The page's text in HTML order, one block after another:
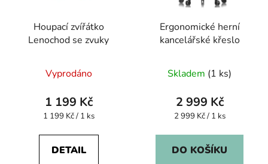
Houpací zvířátko
Lenochod se zvuky
Vyprodáno
1 199 Kč
Měrná
1 199 Kč / 1 ks
DETAIL
Ergonomické herní
kancelářské křeslo
Skladem (1 ks)
2 999 Kč
Měrná
2 999 Kč / 1 ks
DO KOŠÍKU